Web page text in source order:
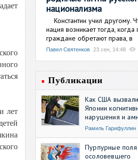
лет
национализма
Константин учил другому.
нация возникает тогда, когда
граждане обретают права, в
Павел Святенков 23 сен, 14:48
Публикации
Как США
Японии
нарушения и
Рамиль Гарифуллин
Пурпурные поля
осоловевшего